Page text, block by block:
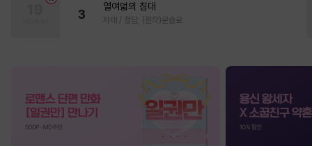
3
열여덟의 침대
자태 / 청담, (원작)문슬로